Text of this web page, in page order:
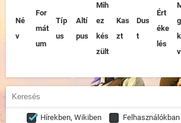
Né
v
For
mát
um
Típ
us
Altí
pus
Mih
ez
kés
zült
Kas
zt
Dus
t
Ért
éke
lés
Hírekben, Wikiben Felhasználókban